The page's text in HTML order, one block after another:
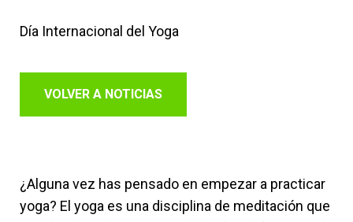
Día Internacional del Yoga
VOLVER A NOTICIAS
¿Alguna vez has pensado en empezar a practicar
yoga? El yoga es una disciplina de meditación que